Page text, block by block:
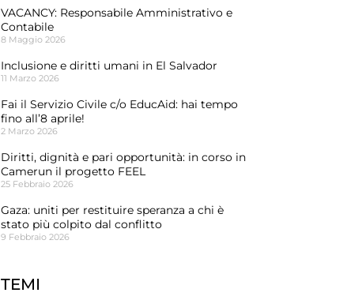
VACANCY: Responsabile Amministrativo e
Contabile
8 Maggio 2026
Inclusione e diritti umani in El Salvador
11 Marzo 2026
Fai il Servizio Civile c/o EducAid: hai tempo
fino all’8 aprile!
2 Marzo 2026
Diritti, dignità e pari opportunità: in corso in
Camerun il progetto FEEL
25 Febbraio 2026
Gaza: uniti per restituire speranza a chi è
stato più colpito dal conflitto
9 Febbraio 2026
TEMI